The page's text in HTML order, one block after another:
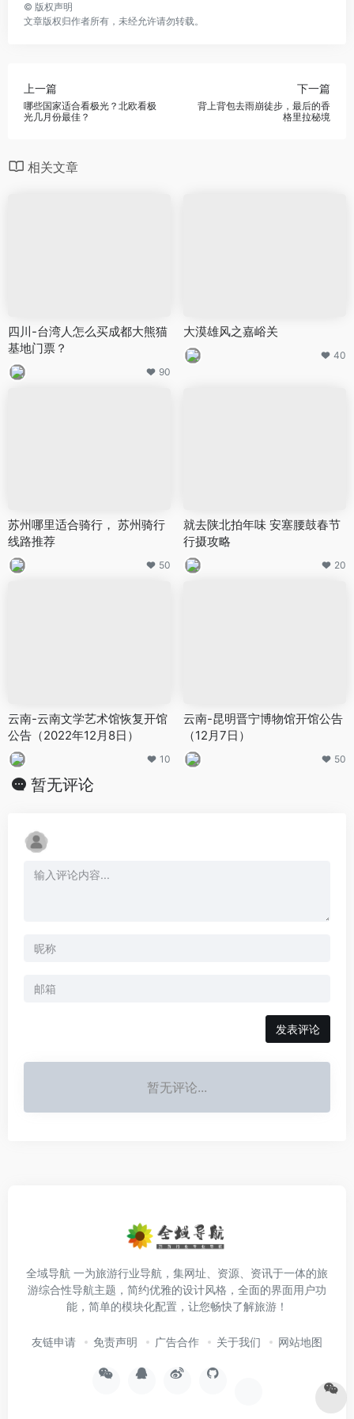
© 版权声明
文章版权归作者所有，未经允许请勿转载。
上一篇
哪些国家适合看极光？北欧看极
光几月份最佳？
下一篇
背上背包去雨崩徒步，最后的香
格里拉秘境
相关文章
四川-台湾人怎么买成都大熊猫
基地门票？
90
大漠雄风之嘉峪关
40
苏州哪里适合骑行， 苏州骑行
线路推荐
50
就去陕北拍年味 安塞腰鼓春节
行摄攻略
20
云南-云南文学艺术馆恢复开馆
公告（2022年12月8日）
10
云南-昆明晋宁博物馆开馆公告
（12月7日）
50
暂无评论
发表评论
暂无评论...
全域导航 一为旅游行业导航，集网址、资源、资讯于一体的旅
游综合性导航主题，简约优雅的设计风格，全面的界面用户功
能，简单的模块化配置，让您畅快了解旅游！
友链申请 免责声明 广告合作 关于我们 网站地图